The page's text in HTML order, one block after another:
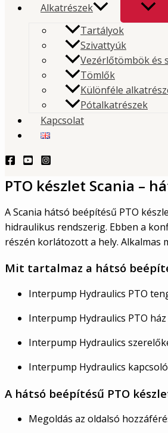
Alkatrészek
Tartályok
Szivattyúk
Vezérlőtömbök és
Tömlők
Különféle
Pótalkatrészek
Kapcsolat
PTO készlet
The PTO clutch set for Scania –
for users who require reliable
gearbox to the hydraulic system.
TERMÉKLEKÉRDEZÉS - PRODUCT
Leírás
PTO készlet Scania –
A Scania hátsó beépítésű PTO
hidraulikus rendszerig. Ebben a
részén korlátozott a hely. Alkalmas
Mit tartalmaz a hátsó
Interpump Hydraulics PTO
Interpump Hydraulics PTO ház
Interpump Hydraulics
Interpump Hydraulics kapcsoló
A hátsó beépítésű PTO
Megoldás az oldalsó